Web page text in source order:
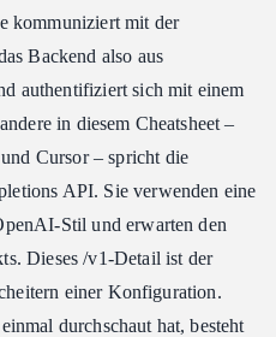
kommuniziert mit der
Backend also aus
authentifiziert sich mit einem
in diesem Cheatsheet –
Cursor – spricht die
API. Sie verwenden eine
Stil und erwarten den
Dieses /v1-Detail ist der
einer Konfiguration.
durchschaut hat, besteht